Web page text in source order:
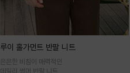
루이 홀가먼트 반팔 니트
은은한 비침이 매력적인
데일리 썸머 반팔 니트